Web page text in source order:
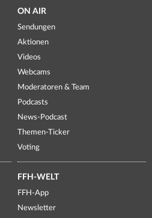
ON AIR
Sendungen
Aktionen
Videos
Webcams
Moderatoren & Team
Podcasts
News-Podcast
Themen-Ticker
Voting
FFH-WELT
FFH-App
Newsletter